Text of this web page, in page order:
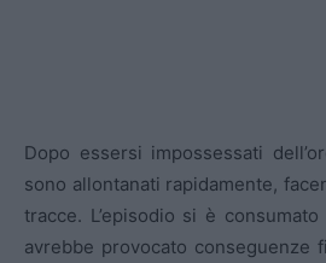
Dopo essersi impossessati
sono allontanati rapidamente,
tracce. L’episodio si è
avrebbe provocato conseguenze